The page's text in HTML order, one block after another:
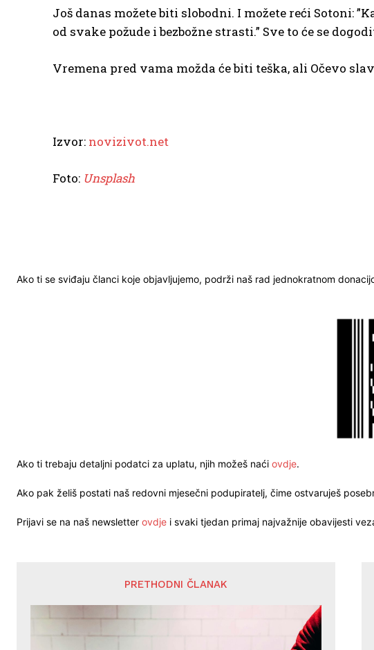
Još danas možete biti slobodni. I možete reći Sotoni:
od svake požude i bezbožne strasti.” Sve to će se
Vremena pred vama možda će biti teška, ali Očevo
Izvor: novizivot.net
Foto: Unsplash
Ako ti se sviđaju članci koje objavljujemo, podrži naš rad jednokratnom
Ako ti trebaju detaljni podatci za uplatu, njih možeš naći ovdje.
Ako pak želiš postati naš redovni mjesečni podupiratelj, čime ostvaruješ
Prijavi se na naš newsletter ovdje i svaki tjedan primaj najvažnije obavijesti
PRETHODNI ČLANAK